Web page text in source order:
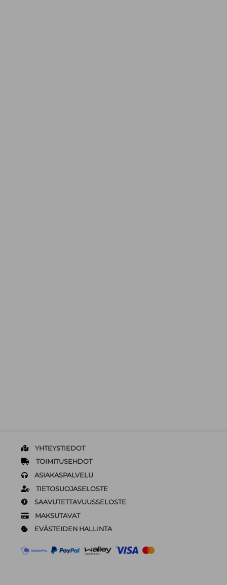
YHTEYSTIEDOT
TOIMITUSEHDOT
ASIAKASPALVELU
TIETOSUOJASELOSTE
SAAVUTETTAVUUSSELOSTE
MAKSUTAVAT
EVÄSTEIDEN HALLINTA